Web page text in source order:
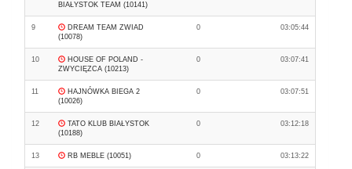
BIAŁYSTOK TEAM (10141)
9
DREAM TEAM ZWIAD
(10078)
0 03:05:44
10
HOUSE OF POLAND -
ZWYCIĘZCA (10213)
0 03:07:41
11
HAJNÓWKA BIEGA 2
(10026)
0 03:07:51
12
TATO KLUB BIAŁYSTOK
(10188)
0 03:12:18
13 RB MEBLE (10051) 0 03:13:22